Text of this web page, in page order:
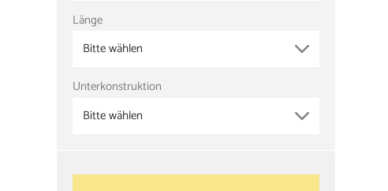
Länge
Bitte wählen
Unterkonstruktion
Bitte wählen